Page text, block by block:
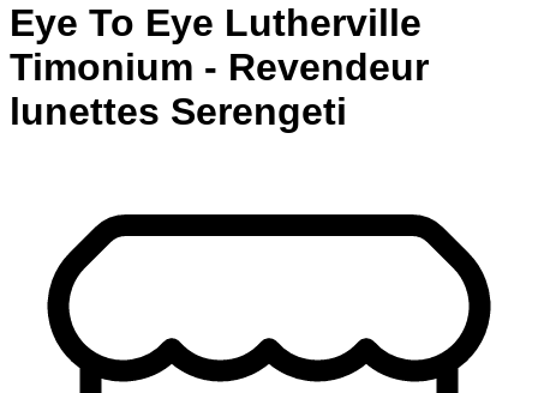
Eye To Eye Lutherville
Timonium - Revendeur
lunettes Serengeti